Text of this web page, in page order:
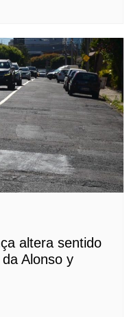
altera sentido
Alonso y